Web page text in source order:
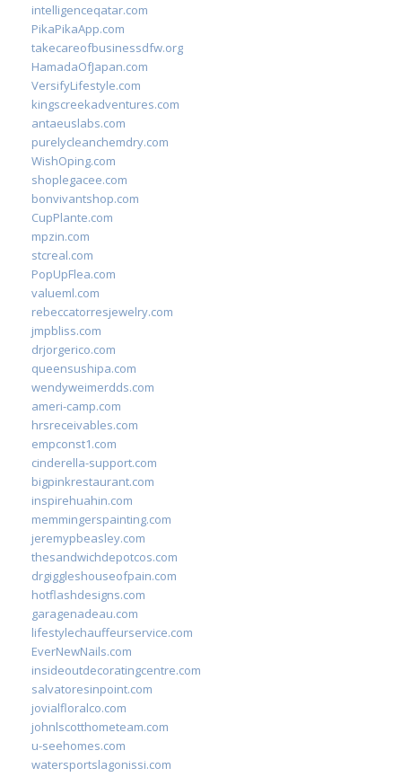
intelligenceqatar.com
PikaPikaApp.com
takecareofbusinessdfw.org
HamadaOfJapan.com
VersifyLifestyle.com
kingscreekadventures.com
antaeuslabs.com
purelycleanchemdry.com
WishOping.com
shoplegacee.com
bonvivantshop.com
CupPlante.com
mpzin.com
stcreal.com
PopUpFlea.com
valueml.com
rebeccatorresjewelry.com
jmpbliss.com
drjorgerico.com
queensushipa.com
wendyweimerdds.com
ameri-camp.com
hrsreceivables.com
empconst1.com
cinderella-support.com
bigpinkrestaurant.com
inspirehuahin.com
memmingerspainting.com
jeremypbeasley.com
thesandwichdepotcos.com
drgiggleshouseofpain.com
hotflashdesigns.com
garagenadeau.com
lifestylechauffeurservice.com
EverNewNails.com
insideoutdecoratingcentre.com
salvatoresinpoint.com
jovialfloralco.com
johnlscotthometeam.com
u-seehomes.com
watersportslagonissi.com